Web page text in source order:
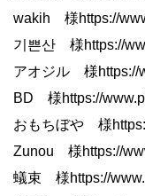
wakih 様https://
기쁜산 様https://
アオジル 様https://
BD 様https://
おもちぼや 様
Zunou 様https://
蟻束 様https://